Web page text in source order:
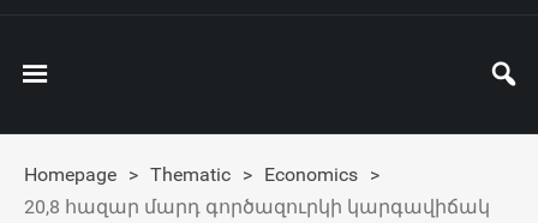
Homepage > Thematic > Economics >
20,8 հազար մարդ գործազուրկի կարգավիճակ